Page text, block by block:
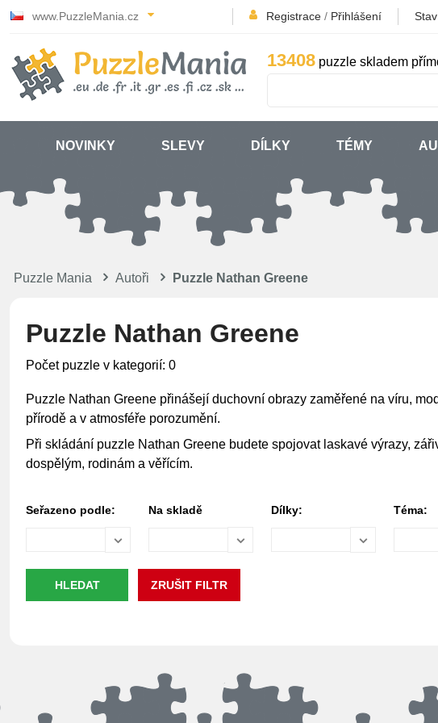
www.PuzzleMania.cz Registrace / Přihlášení
13408 puzzle skladem
NOVINKY SLEVY DÍLKY TÉMY
Puzzle Mania Autoři Puzzle Nathan Greene
Puzzle Nathan Greene
Počet puzzle v kategorií: 0
Puzzle Nathan Greene přinášejí duchovní obrazy zaměřené na víru,
přírodě a v atmosféře porozumění.
Při skládání puzzle Nathan Greene budete spojovat laskavé výrazy,
dospělým, rodinám a věřícím.
Seřazeno podle: Na skladě Dílky: Téma: